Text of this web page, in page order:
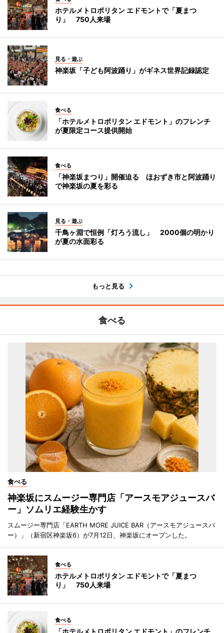
ホテルメトロポリタン エドモントで「夏まつ
り」 750人来場
見る・遊ぶ
神楽坂「子ども阿波踊り」がギネス世界記録認定
食べる
「ホテルメトロポリタン エドモント」のフレンチ
が夏限定コース提供開始
食べる
「神楽坂まつり」開催迫る ほおずき市と阿波踊り
で神楽坂の夏を彩る
見る・遊ぶ
千鳥ヶ淵で恒例「灯ろう流し」 2000個の明かり
が夏の水面彩る
もっと見る
食べる
食べる
神楽坂にスムージー専門店「アースモアジュースバ
ー」ソムリエ経験生かす
スムージー専門店「EARTH MORE JUICE BAR（アースモアジュースバ
ー）」（新宿区神楽坂6）が7月12日、神楽坂にオープンした。
食べる
ホテルメトロポリタン エドモントで「夏まつ
り」 750人来場
食べる
「ホテルメトロポリタン エドモント」のフレンチ